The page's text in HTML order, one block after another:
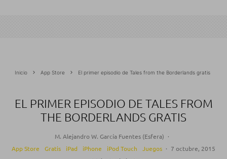
Inicio App Store El primer episodio de Tales from the Borderlands gratis
EL PRIMER EPISODIO DE TALES FROM
THE BORDERLANDS GRATIS
M. Alejandro W. García Fuentes (Esfera) ·
App Store
Gratis iPad iPhone iPod Touch Juegos · 7 octubre, 2015